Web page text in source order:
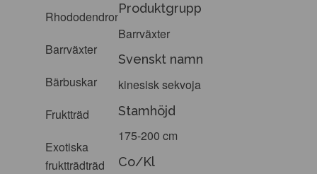
Rhododendron
Barrväxter
Bärbuskar
Fruktträd
Exotiska
fruktträdträd
Produktgrupp
Barrväxter
Svenskt namn
kinesisk sekvoja
Stamhöjd
175-200 cm
Co/Kl